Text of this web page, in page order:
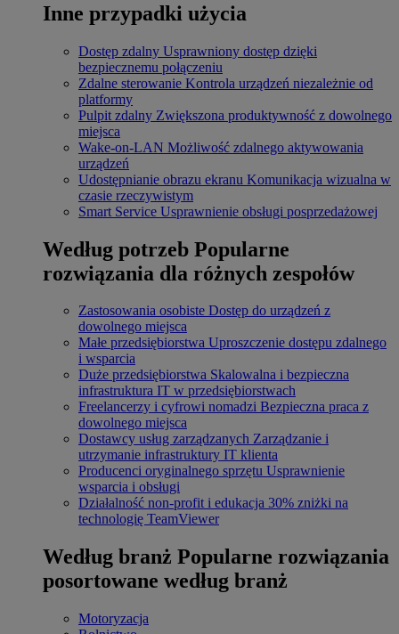
Inne przypadki użycia
Dostęp zdalny Usprawniony dostęp dzięki
bezpiecznemu połączeniu
Zdalne sterowanie Kontrola urządzeń niezależnie od
platformy
Pulpit zdalny Zwiększona produktywność z dowolnego
miejsca
Wake-on-LAN Możliwość zdalnego aktywowania
urządzeń
Udostępnianie obrazu ekranu Komunikacja wizualna w
czasie rzeczywistym
Smart Service Usprawnienie obsługi posprzedażowej
Według potrzeb Popularne
rozwiązania dla różnych zespołów
Zastosowania osobiste Dostęp do urządzeń z
dowolnego miejsca
Małe przedsiębiorstwa Uproszczenie dostępu zdalnego
i wsparcia
Duże przedsiębiorstwa Skalowalna i bezpieczna
infrastruktura IT w przedsiębiorstwach
Freelancerzy i cyfrowi nomadzi Bezpieczna praca z
dowolnego miejsca
Dostawcy usług zarządzanych Zarządzanie i
utrzymanie infrastruktury IT klienta
Producenci oryginalnego sprzętu Usprawnienie
wsparcia i obsługi
Działalność non-profit i edukacja 30% zniżki na
technologię TeamViewer
Według branż Popularne rozwiązania
posortowane według branż
Motoryzacja